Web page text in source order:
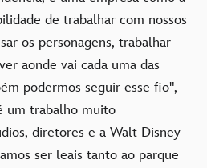
de trabalhar com nossos
os personagens, trabalhar
aonde vai cada uma das
podermos seguir esse fio",
um trabalho muito
diretores e a Walt Disney
ser leais tanto ao parque